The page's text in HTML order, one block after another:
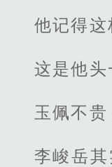
他记得这
这是他头
玉佩不
李峻岳